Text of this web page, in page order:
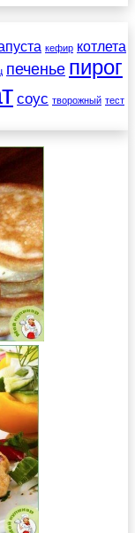
кефир котлета
печенье пирог
соус творожный тест